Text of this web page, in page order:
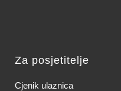
Za posjetitelje
Cjenik ulaznica